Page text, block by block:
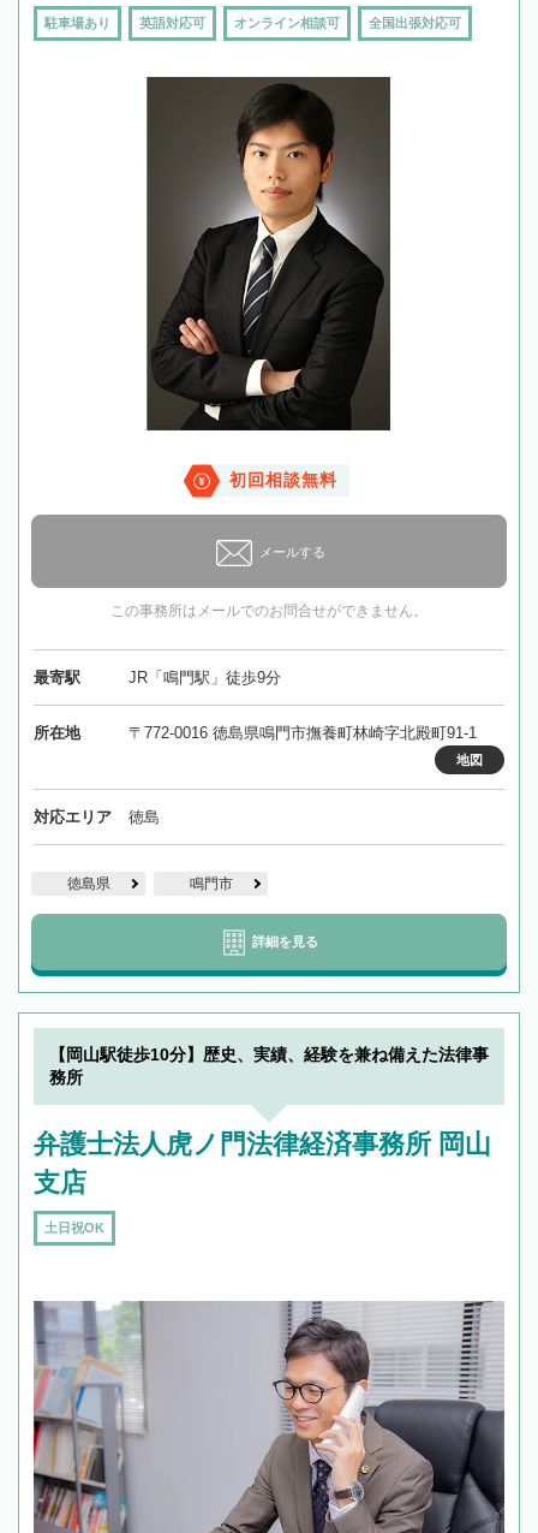
駐車場あり 英語対応可 オンライン相談可 全国出張対応可
初回相談無料
メールする
この事務所はメールでのお問合せができません。
最寄駅 JR「鳴門駅」徒歩9分
所在地 〒772-0016 徳島県鳴門市撫養町林崎字北殿町91-1
地図
対応エリア 徳島
徳島県 鳴門市
詳細を見る
【岡山駅徒歩10分】歴史、実績、経験を兼ね備えた法律事
務所
弁護士法人虎ノ門法律経済事務所 岡山
支店
土日祝OK